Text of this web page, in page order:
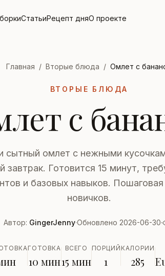
СтатьиРецепт дняО проекте
Главная / Вторые блюда / Омлет с
ВТОРЫЕ БЛЮДА
с
сытный омлет с нежными
завтрак. Готовится 15 минут,
и базовых навыков. Пошаговая
новичков.
Автор: GingerJenny·Обновлено 2026-06-30·
ГОТОВКА
10 мин
ВСЕГО
15 мин
ПОРЦИЙ
1
КАЛОРИИ
285